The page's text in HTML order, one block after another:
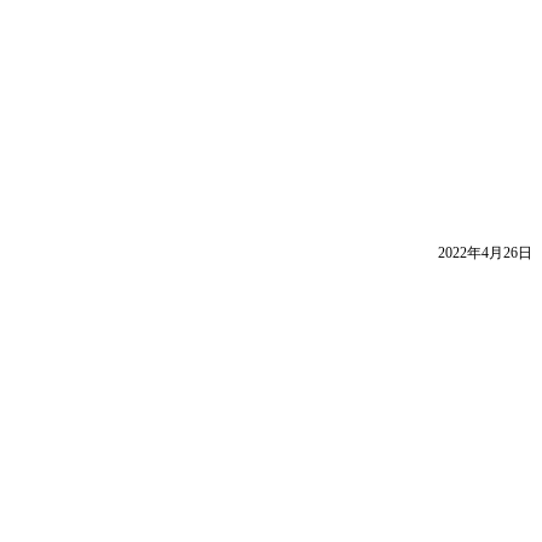
2022年4月26日